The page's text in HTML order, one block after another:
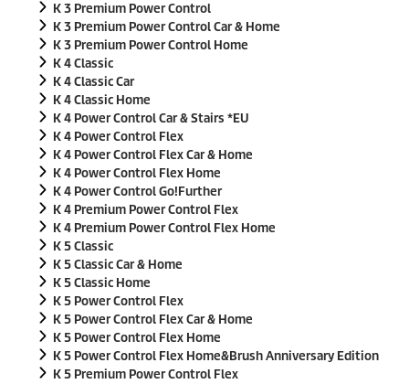
K 3 Premium Power Control
K 3 Premium Power Control Car & Home
K 3 Premium Power Control Home
K 4 Classic
K 4 Classic Car
K 4 Classic Home
K 4 Power Control Car & Stairs *EU
K 4 Power Control Flex
K 4 Power Control Flex Car & Home
K 4 Power Control Flex Home
K 4 Power Control Go!Further
K 4 Premium Power Control Flex
K 4 Premium Power Control Flex Home
K 5 Classic
K 5 Classic Car & Home
K 5 Classic Home
K 5 Power Control Flex
K 5 Power Control Flex Car & Home
K 5 Power Control Flex Home
K 5 Power Control Flex Home&Brush Anniversary Edition
K 5 Premium Power Control Flex